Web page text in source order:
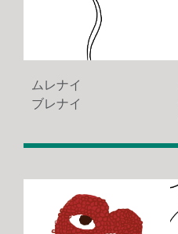
ムレナイ
ブレナイ